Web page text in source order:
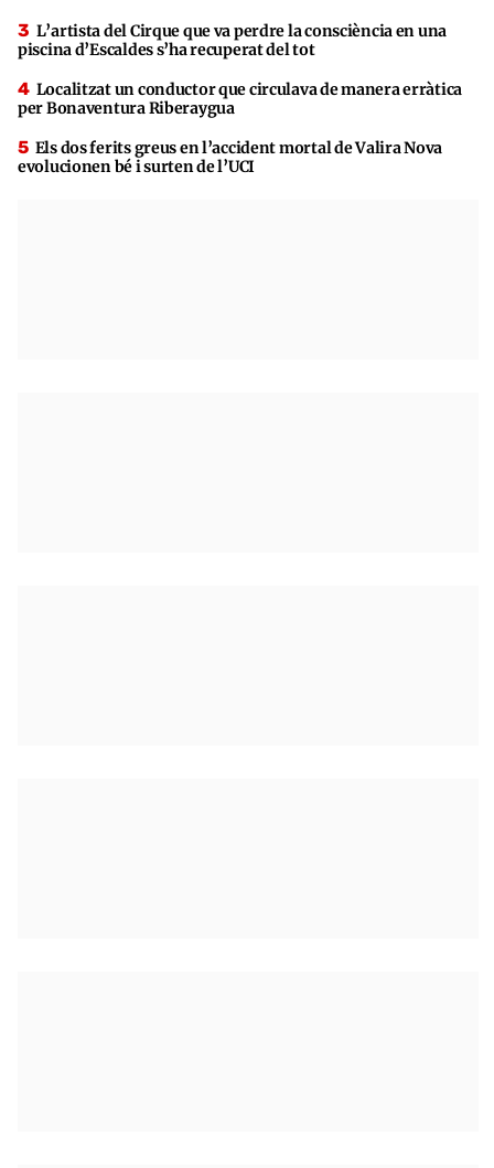
L’artista del Cirque que va perdre la consciència en una
piscina d’Escaldes s’ha recuperat del tot
Localitzat un conductor que circulava de manera erràtica
per Bonaventura Riberaygua
Els dos ferits greus en l’accident mortal de Valira Nova
evolucionen bé i surten de l’UCI